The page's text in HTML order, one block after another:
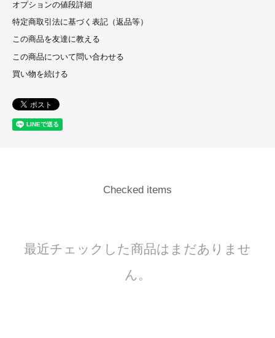
オプションの値段詳細
特定商取引法に基づく表記（返品等）
この商品を友達に教える
この商品について問い合わせる
買い物を続ける
Checked items
最近チェックした商品はまだありませ
ん。